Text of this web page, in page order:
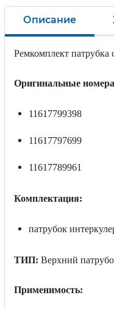
Описание
Ремкомплект патрубка
Оригинальные номера
11617799398
11617797699
11617789961
Комплектация:
патрубок
ТИП: Верхний
Применимость: